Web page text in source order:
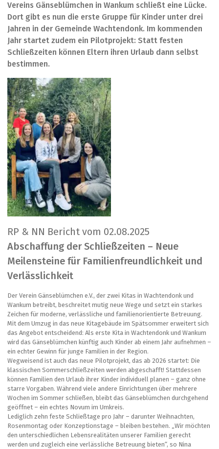
Vereins Gänseblümchen in Wankum schließt eine Lücke.
Dort gibt es nun die erste Gruppe für Kinder unter drei
Jahren in der Gemeinde Wachtendonk. Im kommenden
Jahr startet zudem ein Pilotprojekt: Statt festen
Schließzeiten können Eltern ihren Urlaub dann selbst
bestimmen.
RP & NN Bericht vom 02.08.2025
Abschaffung der Schließzeiten – Neue
Meilensteine für Familienfreundlichkeit und
Verlässlichkeit
Der Verein Gänseblümchen e.V., der zwei Kitas in Wachtendonk und
Wankum betreibt, beschreitet mutig neue Wege und setzt ein starkes
Zeichen für moderne, verlässliche und familienorientierte Betreuung.
Mit dem Umzug in das neue Kitagebäude im Spätsommer erweitert sich
das Angebot entscheidend: Als erste Kita in Wachtendonk und Wankum
wird das Gänseblümchen künftig auch Kinder ab einem Jahr aufnehmen –
ein echter Gewinn für junge Familien in der Region.
Wegweisend ist auch das neue Pilotprojekt, das ab 2026 startet: Die
klassischen Sommerschließzeiten werden abgeschafft! Stattdessen
können Familien den Urlaub ihrer Kinder individuell planen – ganz ohne
starre Vorgaben. Während viele andere Einrichtungen über mehrere
Wochen im Sommer schließen, bleibt das Gänseblümchen durchgehend
geöffnet – ein echtes Novum im Umkreis.
Lediglich zehn feste Schließtage pro Jahr – darunter Weihnachten,
Rosenmontag oder Konzeptionstage – bleiben bestehen. „Wir möchten
den unterschiedlichen Lebensrealitäten unserer Familien gerecht
werden und zugleich eine verlässliche Betreuung bieten“, so Nina